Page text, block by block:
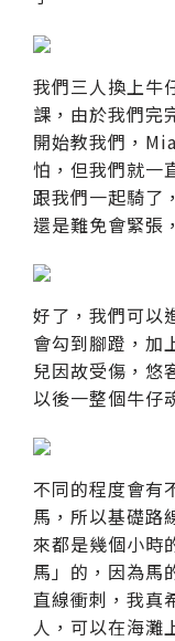
我們三人換上牛
課，由於我們完
開始教我們，
怕，但我們就一
跟我們一起騎了
還是難免會緊張
好了，我們可以
會勾到腳蹬，加
兒因故受傷，悠
以後一整個牛仔
不同的程度會有
馬，所以基礎路
來都是幾個小時
馬」的，因為馬
直線衝刺，我真
人，可以在海灘